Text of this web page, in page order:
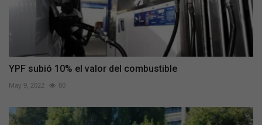
YPF subió 10% el valor del combustible
May 9, 2022 80